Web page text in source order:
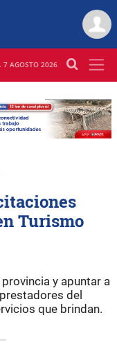
7 AGOSTO 2026
Turismo
y apuntar a
del
que brindan.